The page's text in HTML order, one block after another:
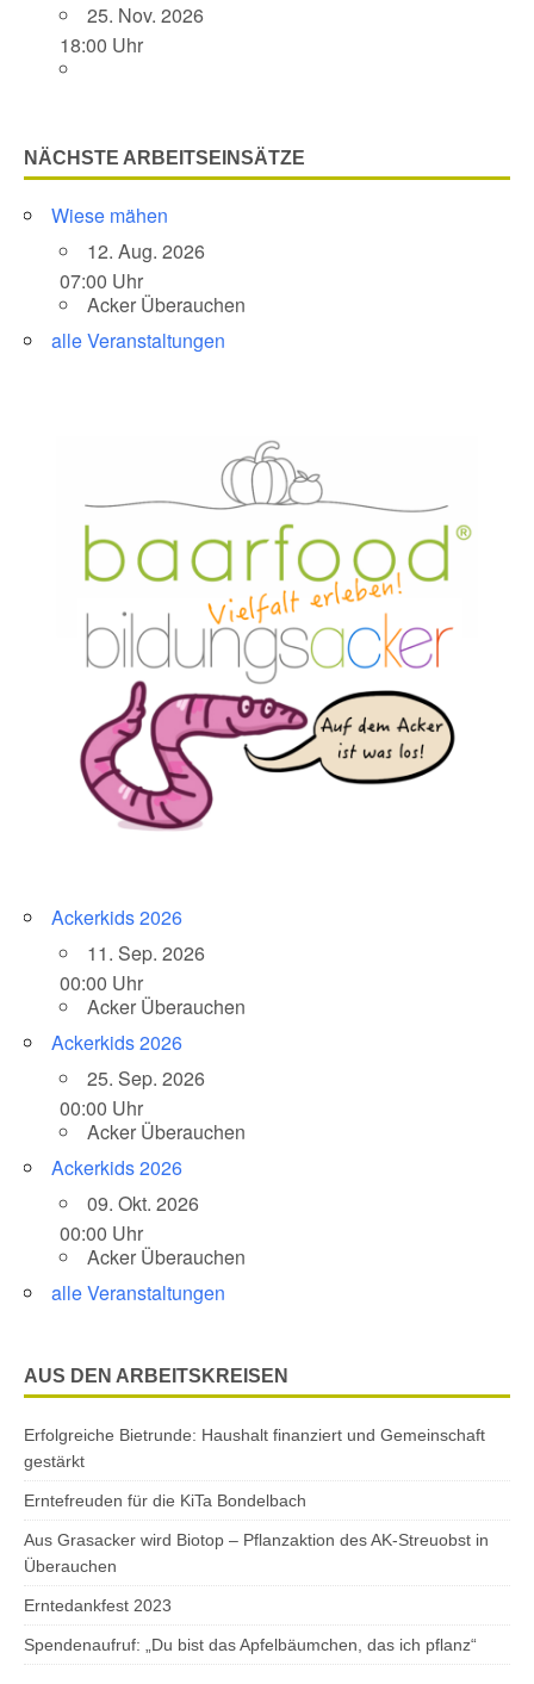
25. Nov. 2026
18:00 Uhr
NÄCHSTE ARBEITSEINSÄTZE
Wiese mähen
12. Aug. 2026
07:00 Uhr
Acker Überauchen
alle Veranstaltungen
Ackerkids 2026
11. Sep. 2026
00:00 Uhr
Acker Überauchen
Ackerkids 2026
25. Sep. 2026
00:00 Uhr
Acker Überauchen
Ackerkids 2026
09. Okt. 2026
00:00 Uhr
Acker Überauchen
alle Veranstaltungen
AUS DEN ARBEITSKREISEN
Erfolgreiche Bietrunde: Haushalt finanziert und Gemeinschaft
gestärkt
Erntefreuden für die KiTa Bondelbach
Aus Grasacker wird Biotop – Pflanzaktion des AK-Streuobst in
Überauchen
Erntedankfest 2023
Spendenaufruf: „Du bist das Apfelbäumchen, das ich pflanz“